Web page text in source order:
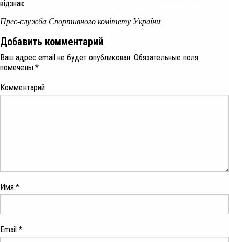
відзнак.
Прес-служба Спортивного комітету України
Добавить комментарий
Ваш адрес email не будет опубликован. Обязательные поля
помечены *
Комментарий
Имя *
Email *